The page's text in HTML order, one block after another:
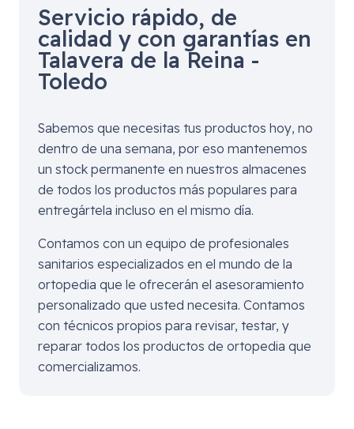
Servicio rápido, de
calidad y con garantías en
Talavera de la Reina -
Toledo
Sabemos que necesitas tus productos hoy, no
dentro de una semana, por eso mantenemos
un stock permanente en nuestros almacenes
de todos los productos más populares para
entregártela incluso en el mismo día.
Contamos con un equipo de profesionales
sanitarios especializados en el mundo de la
ortopedia que le ofrecerán el asesoramiento
personalizado que usted necesita. Contamos
con técnicos propios para revisar, testar, y
reparar todos los productos de ortopedia que
comercializamos.